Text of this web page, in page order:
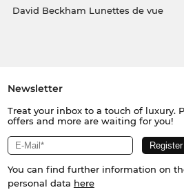
David Beckham Lunettes de vue
Newsletter
Treat your inbox to a touch of luxury.
offers and more are waiting for you!
You can find further information on
personal data here